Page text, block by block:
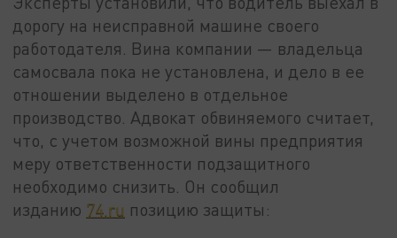
дорогу на неисправной машине своего
работодателя. Вина компании — владельца
самосвала пока не установлена, и дело в ее
отношении выделено в отдельное
производство. Адвокат обвиняемого считает,
что, с учетом возможной вины предприятия
меру ответственности подзащитного
необходимо снизить. Он сообщил
изданию 74.ru позицию защиты: